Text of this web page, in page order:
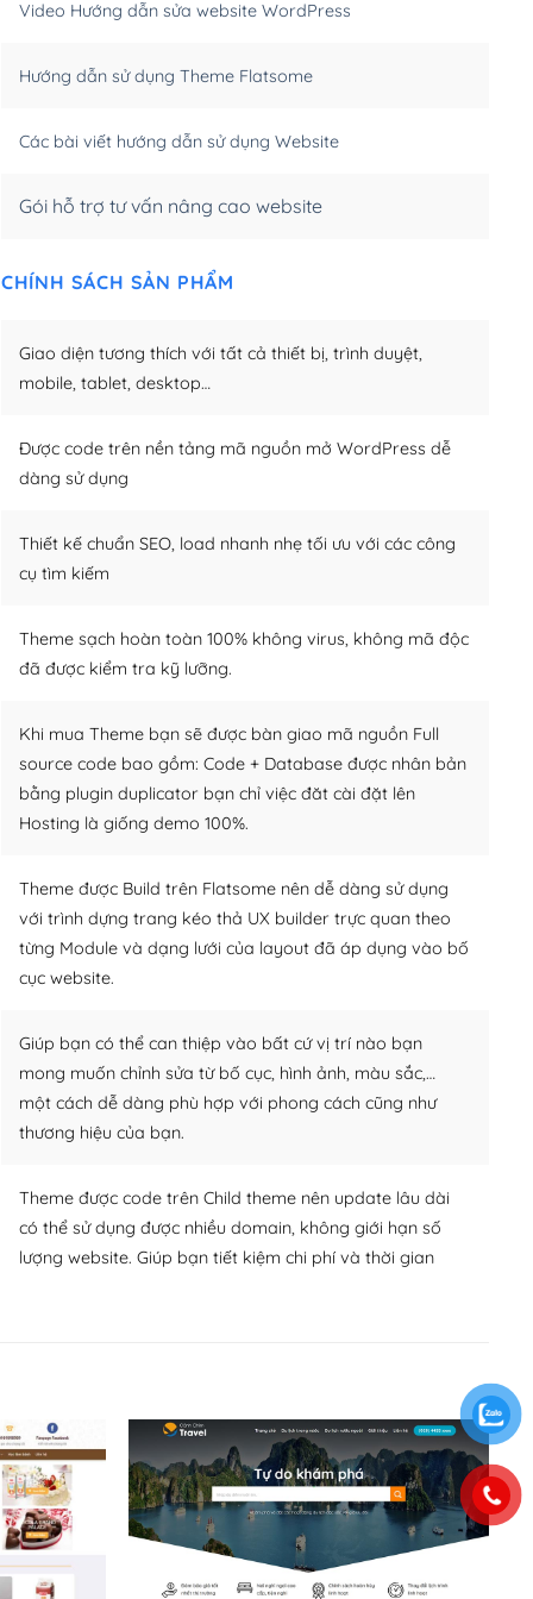
(+950,000₫)
Video Hướng dẫn sửa website WordPress
Hướng dẫn sử dụng Theme Flatsome
Các bài viết hướng dẫn sử dụng Website
Gói hỗ trợ tư vấn nâng cao website
CHÍNH SÁCH SẢN PHẨM
Giao diện tương thích với tất cả thiết bị, trình duyệt,
mobile, tablet, desktop…
Được code trên nền tảng mã nguồn mở WordPress dễ
dàng sử dụng
Thiết kế chuẩn SEO, load nhanh nhẹ tối ưu với các công
cụ tìm kiếm
Theme sạch hoàn toàn 100% không virus, không mã độc
đã được kiểm tra kỹ lưỡng.
Khi mua Theme bạn sẽ được bàn giao mã nguồn Full
source code bao gồm: Code + Database được nhân bản
bằng plugin duplicator bạn chỉ việc đăt cài đặt lên
Hosting là giống demo 100%.
Theme được Build trên Flatsome nên dễ dàng sử dụng
với trình dựng trang kéo thả UX builder trực quan theo
từng Module và dạng lưới của layout đã áp dụng vào bố
cục website.
Giúp bạn có thể can thiệp vào bất cứ vị trí nào bạn
mong muốn chỉnh sửa từ bố cục, hình ảnh, màu sắc,…
một cách dễ dàng phù hợp với phong cách cũng như
thương hiệu của bạn.
Theme được code trên Child theme nên update lâu dài
có thể sử dụng được nhiều domain, không giới hạn số
lượng website. Giúp bạn tiết kiệm chi phí và thời gian